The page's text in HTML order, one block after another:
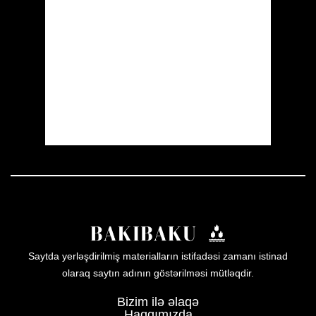
Saytda yerləşdirilmiş materialların istifadəsi zamanı istinad
olaraq saytın adının göstərilməsi mütləqdir.
Bizim ilə əlaqə